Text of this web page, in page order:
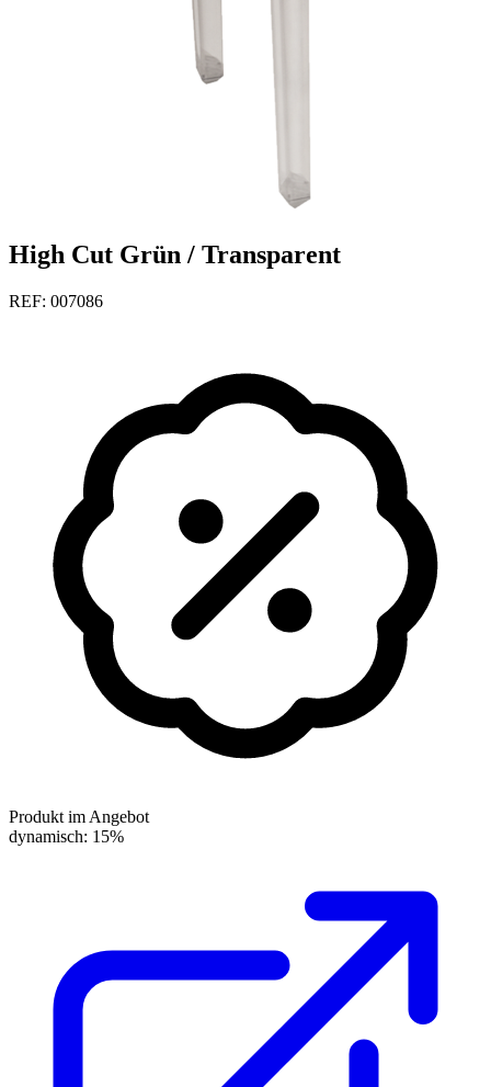
High Cut Grün / Transparent
REF: 007086
Produkt im Angebot
dynamisch: 15%